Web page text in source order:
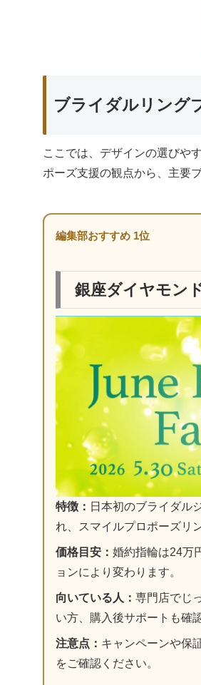
ブライダルリング
ここでは、デザインの選びや
ポーズ支援の観点から、主要
編集部おすすめ 1位
銀座ダイヤモン
特徴： 日本初のブライダル
れ、スマイルプロポーズリ
価格目安： 婚約指輪は24万
ョンにより変わります。
向いている人： 専門店でじ
い方、購入後サポートも確
注意点： キャンペーンや保
をご確認ください。